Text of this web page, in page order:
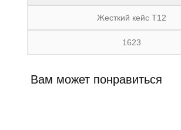
Жесткий кейс Т12
1623
Вам может понравиться